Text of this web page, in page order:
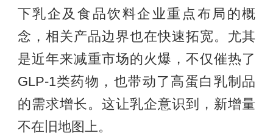
下乳企及食品饮料企业重点布局的概
念，相关产品边界也在快速拓宽。尤其
是近年来减重市场的火爆，不仅催热了
GLP-1类药物，也带动了高蛋白乳制品
的需求增长。这让乳企意识到，新增量
不在旧地图上。